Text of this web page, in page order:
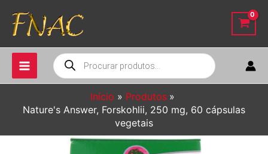
para
conteúdo
Pesquisar
produtos
Início
Produtos
Nature's Answer, Forskohlii, 250 mg, 60 cápsulas
vegetais